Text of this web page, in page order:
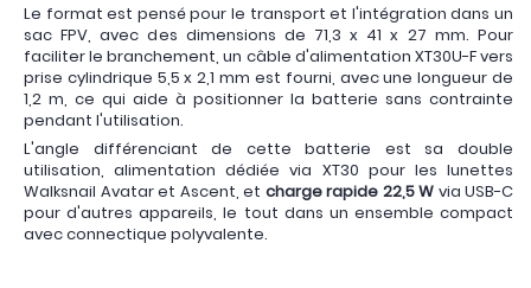
Le format est pensé pour le transport et l'intégration dans un
sac FPV, avec des dimensions de 71,3 x 41 x 27 mm. Pour
faciliter le branchement, un câble d'alimentation XT30U-F vers
prise cylindrique 5,5 x 2,1 mm est fourni, avec une longueur de
1,2 m, ce qui aide à positionner la batterie sans contrainte
pendant l'utilisation.
L'angle différenciant de cette batterie est sa double
utilisation, alimentation dédiée via XT30 pour les lunettes
Walksnail Avatar et Ascent, et charge rapide 22,5 W via USB-C
pour d'autres appareils, le tout dans un ensemble compact
avec connectique polyvalente.